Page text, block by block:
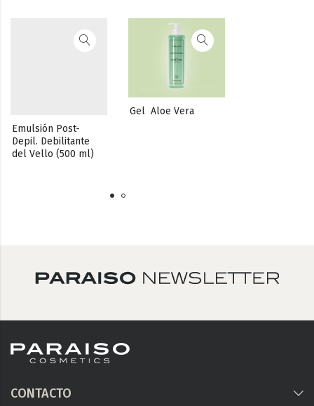
Emulsión Post-
Depil. Debilitante
del Vello (500 ml)
Gel  Aloe Vera
CONTACTO